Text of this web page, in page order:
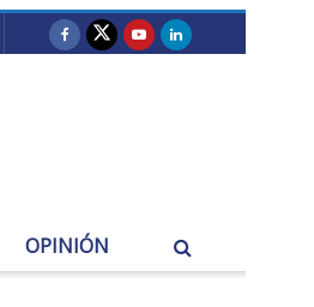
OPINIÓN